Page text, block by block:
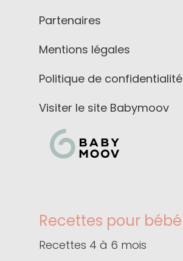
Partenaires
Mentions légales
Politique de confidentialité
Visiter le site Babymoov
Recettes pour bébé
Recettes 4 à 6 mois